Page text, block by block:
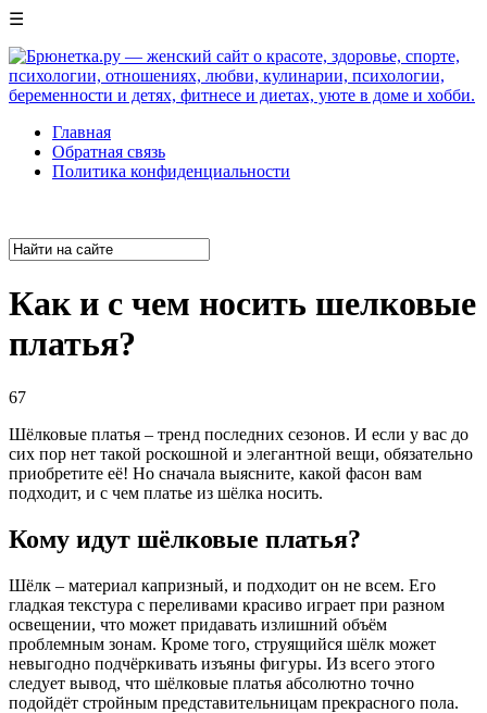
☰
Главная
Обратная связь
Политика конфиденциальности
Как и с чем носить шелковые
платья?
67
Шёлковые платья – тренд последних сезонов. И если у вас до
сих пор нет такой роскошной и элегантной вещи, обязательно
приобретите её! Но сначала выясните, какой фасон вам
подходит, и с чем платье из шёлка носить.
Кому идут шёлковые платья?
Шёлк – материал капризный, и подходит он не всем. Его
гладкая текстура с переливами красиво играет при разном
освещении, что может придавать излишний объём
проблемным зонам. Кроме того, струящийся шёлк может
невыгодно подчёркивать изъяны фигуры. Из всего этого
следует вывод, что шёлковые платья абсолютно точно
подойдёт стройным представительницам прекрасного пола.